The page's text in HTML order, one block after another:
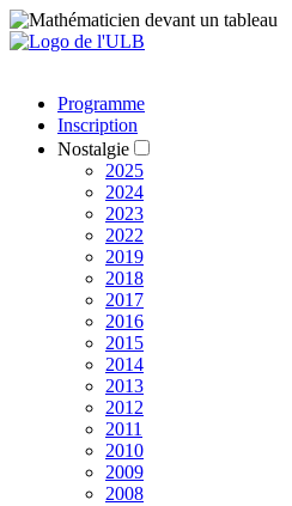
Programme
Inscription
Nostalgie
2025
2024
2023
2022
2019
2018
2017
2016
2015
2014
2013
2012
2011
2010
2009
2008